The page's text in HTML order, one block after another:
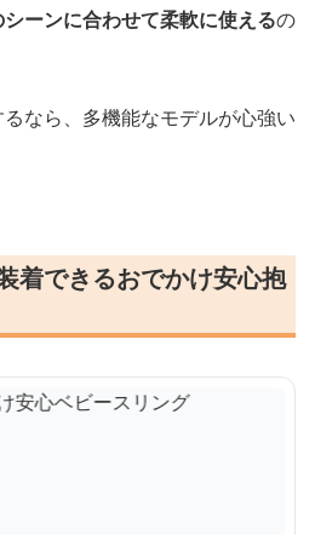
シーンに合わせて柔軟に使えるの
なら、多機能なモデルが心強い
着できるおでかけ安心抱